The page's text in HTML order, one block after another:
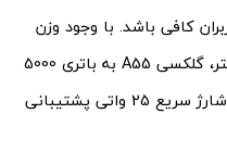
کافی باشد. با وجود وزن
تنها 213 گرم و ضخامت 8.2 میلی متر، گلکسی A55 به باتری 5000
میلی آمپر ساعتی مجهز است که از شارژ سریع 25 واتی پشتیبانی